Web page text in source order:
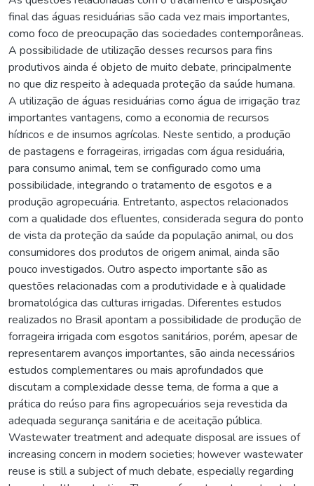
final das águas residuárias são cada vez mais importantes,
como foco de preocupação das sociedades contemporâneas.
A possibilidade de utilização desses recursos para fins
produtivos ainda é objeto de muito debate, principalmente
no que diz respeito à adequada proteção da saúde humana.
A utilização de águas residuárias como água de irrigação traz
importantes vantagens, como a economia de recursos
hídricos e de insumos agrícolas. Neste sentido, a produção
de pastagens e forrageiras, irrigadas com água residuária,
para consumo animal, tem se configurado como uma
possibilidade, integrando o tratamento de esgotos e a
produção agropecuária. Entretanto, aspectos relacionados
com a qualidade dos efluentes, considerada segura do ponto
de vista da proteção da saúde da população animal, ou dos
consumidores dos produtos de origem animal, ainda são
pouco investigados. Outro aspecto importante são as
questões relacionadas com a produtividade e à qualidade
bromatológica das culturas irrigadas. Diferentes estudos
realizados no Brasil apontam a possibilidade de produção de
forrageira irrigada com esgotos sanitários, porém, apesar de
representarem avanços importantes, são ainda necessários
estudos complementares ou mais aprofundados que
discutam a complexidade desse tema, de forma a que a
prática do reúso para fins agropecuários seja revestida da
adequada segurança sanitária e de aceitação pública.
Wastewater treatment and adequate disposal are issues of
increasing concern in modern societies; however wastewater
reuse is still a subject of much debate, especially regarding